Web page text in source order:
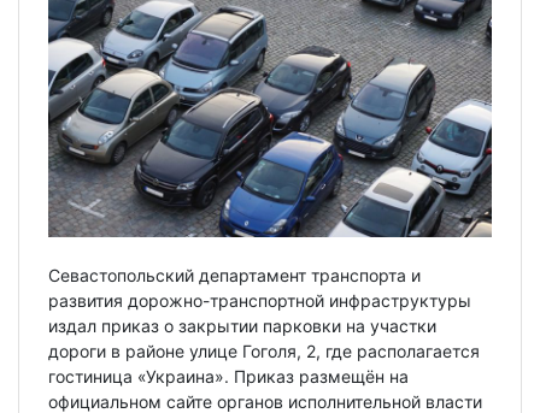
Севастопольский департамент транспорта и
развития дорожно-транспортной инфраструктуры
издал приказ о закрытии парковки на участки
дороги в районе улице Гоголя, 2, где располагается
гостиница «Украина». Приказ размещён на
официальном сайте органов исполнительной власти